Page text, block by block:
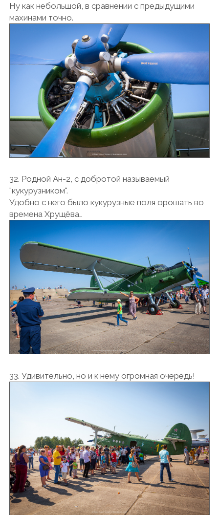
Ну как небольшой, в сравнении с предыдущими
махинами точно.
32. Родной Ан-2, с добротой называемый
"кукурузником".
Удобно с него было кукурузные поля орошать во
времена Хрущёва…
33. Удивительно, но и к нему огромная очередь!